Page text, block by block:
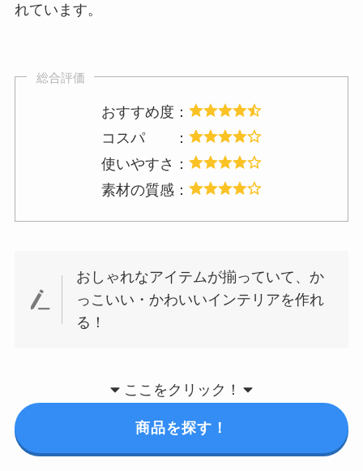
れています。
総合評価
おすすめ度：
コスパ ：
使いやすさ：
素材の質感：
おしゃれなアイテムが揃っていて、か
っこいい・かわいいインテリアを作れ
る！
ここをクリック！
商品を探す！